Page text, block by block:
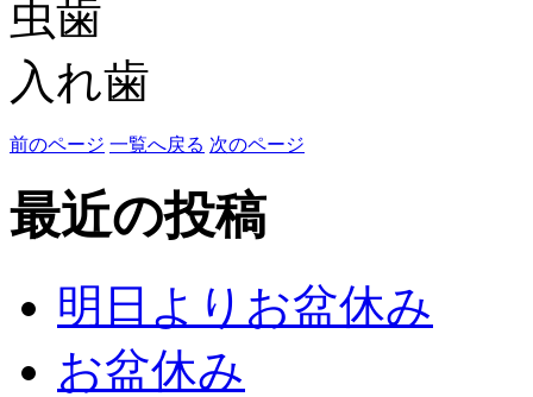
虫歯
入れ歯
前のページ 一覧へ戻る 次のページ
最近の投稿
明日よりお盆休み
お盆休み